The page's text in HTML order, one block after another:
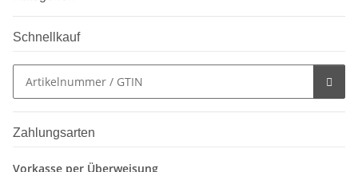
Schnellkauf
Zahlungsarten
Vorkasse per Überweisung